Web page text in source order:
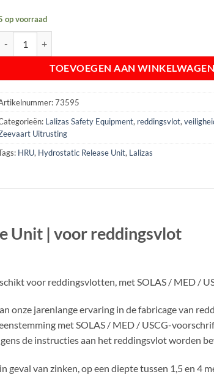
op voorraad
TOEVOEGEN AAN WINKELWAGEN
73595
Lalizas Safety Equipment, reddingsvlot,
Uitrusting
HRU, Hydrostatic Release Unit, Lalizas
Unit | voor reddingsvlot
voor reddingsvlotten, met SOLAS / MED /
onze jarenlange ervaring in de fabricage van
met SOLAS / MED / USCG-
de instructies aan het reddingsvlot worden
van zinken, op een diepte tussen 1,5 en 4